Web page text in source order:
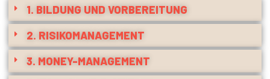
1. BILDUNG UND VORBEREITUNG
2. RISIKOMANAGEMENT
3. MONEY-MANAGEMENT